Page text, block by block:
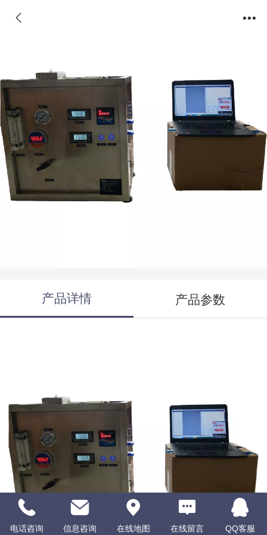
产品详情 产品参数
电话咨询 信息咨询 在线地图 在线留言 QQ客服